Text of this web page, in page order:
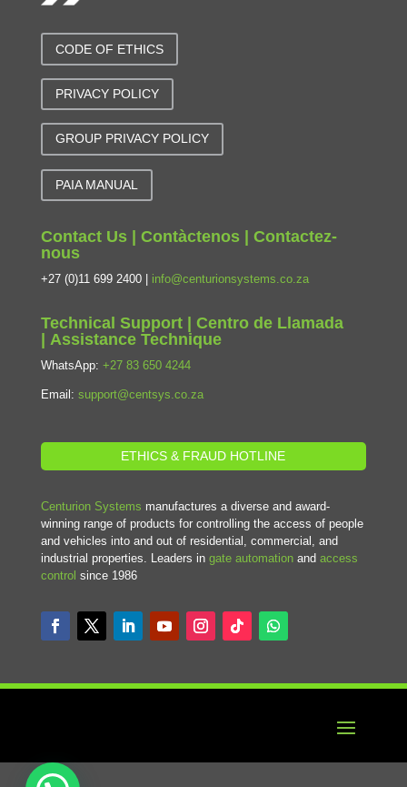
CODE OF ETHICS
PRIVACY POLICY
GROUP PRIVACY POLICY
PAIA MANUAL
Contact Us | Contàctenos | Contactez-
nous
+27 (0)11 699 2400 | info@centurionsystems.co.za
Technical Support | Centro de Llamada
| Assistance Technique
WhatsApp: +27 83 650 4244
Email: support@centsys.co.za
ETHICS & FRAUD HOTLINE
Centurion Systems manufactures a diverse and award-
winning range of products for controlling the access of people
and vehicles into and out of residential, commercial, and
industrial properties. Leaders in gate automationand access
control since 1986